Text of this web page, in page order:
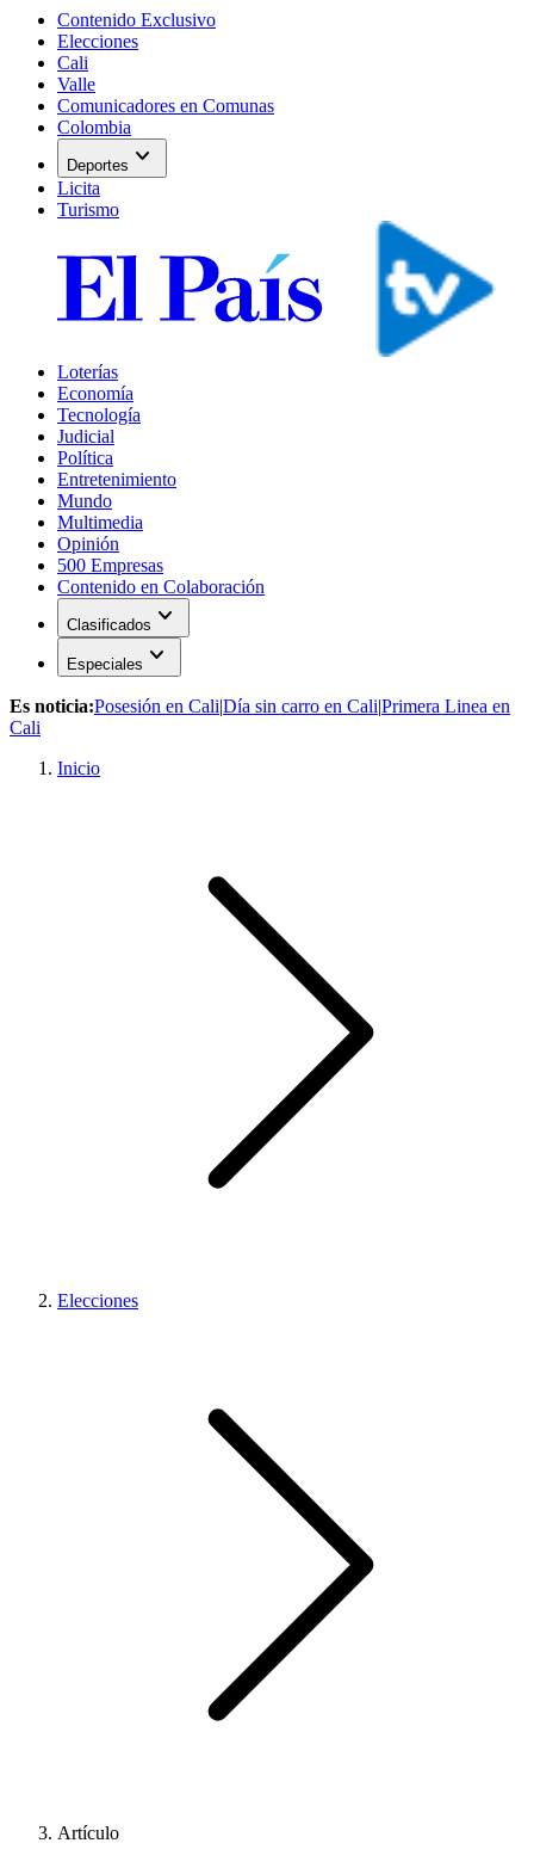
Contenido Exclusivo
Elecciones
Cali
Valle
Comunicadores en Comunas
Colombia
Deportes expand_more
Licita
Turismo
Loterías
Economía
Tecnología
Judicial
Política
Entretenimiento
Mundo
Multimedia
Opinión
500 Empresas
Contenido en Colaboración
Clasificados expand_more
Especiales expand_more
Es noticia:Posesión en Cali|Día sin carro en Cali|Primera Linea en
Cali
Inicio
Elecciones
Artículo